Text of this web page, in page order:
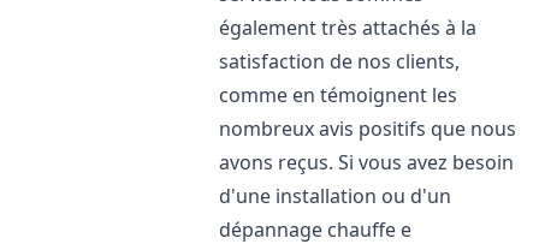
également très attachés à la
satisfaction de nos clients,
comme en témoignent les
nombreux avis positifs que nous
avons reçus. Si vous avez besoin
d'une installation ou d'un
dépannage chauffe e